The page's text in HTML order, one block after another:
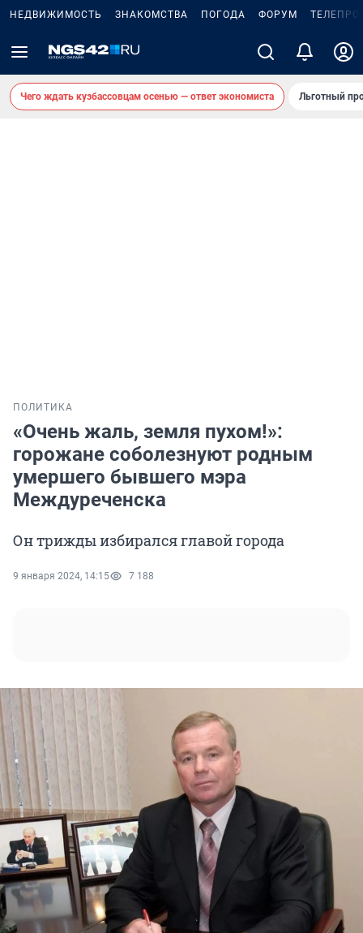
НЕДВИЖИМОСТЬ ЗНАКОМСТВА ПОГОДА ФОРУМ
Чего ждать кузбассовцам осенью — ответ экономиста Льготный
ПОЛИТИКА
«Очень жаль, земля пухом!»:
горожане соболезнуют родным
умершего бывшего мэра
Междуреченска
Он трижды избирался главой города
9 января 2024, 14:15 7 188